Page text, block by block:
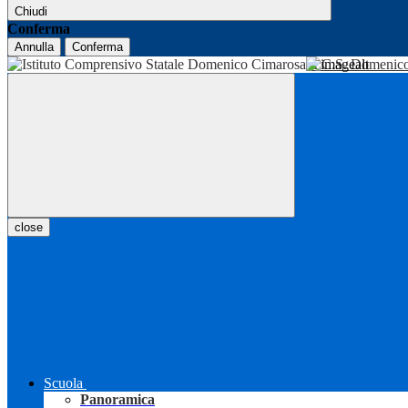
Chiudi
Conferma
Annulla Conferma
I.C.S.
close
Scuola
Panoramica